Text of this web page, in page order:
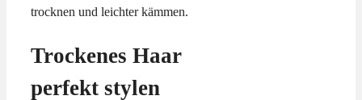
trocknen und leichter kämmen.
Trockenes Haar
perfekt stylen